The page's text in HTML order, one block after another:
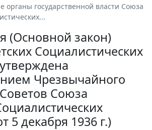
органы государственной власти Союза
(Основной закон)
Социалистических
Чрезвычайного
Союза
5 декабря 1936 г.)